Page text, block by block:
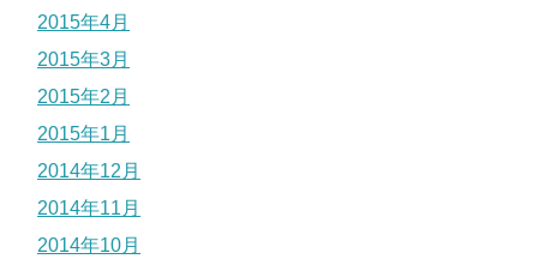
2015年4月
2015年3月
2015年2月
2015年1月
2014年12月
2014年11月
2014年10月